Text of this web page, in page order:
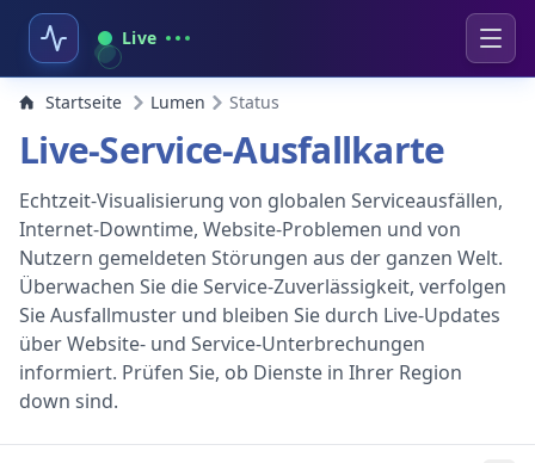
Live
Startseite Lumen Status
Live-Service-Ausfallkarte
Echtzeit-Visualisierung von globalen Serviceausfällen,
Internet-Downtime, Website-Problemen und von
Nutzern gemeldeten Störungen aus der ganzen Welt.
Überwachen Sie die Service-Zuverlässigkeit, verfolgen
Sie Ausfallmuster und bleiben Sie durch Live-Updates
über Website- und Service-Unterbrechungen
informiert. Prüfen Sie, ob Dienste in Ihrer Region
down sind.